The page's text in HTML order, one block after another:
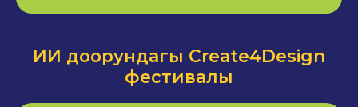
ИИ доорундагы Create4Design
фестивалы